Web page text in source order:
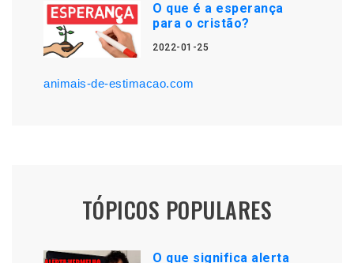
O que é a esperança
para o cristão?
2022-01-25
animais-de-estimacao.com
TÓPICOS POPULARES
O que significa alerta